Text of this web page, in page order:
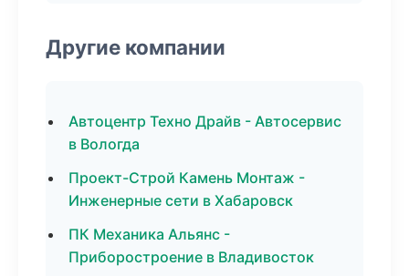
Другие компании
Автоцентр Техно Драйв - Автосервис
в Вологда
Проект-Строй Камень Монтаж -
Инженерные сети в Хабаровск
ПК Механика Альянс -
Приборостроение в Владивосток